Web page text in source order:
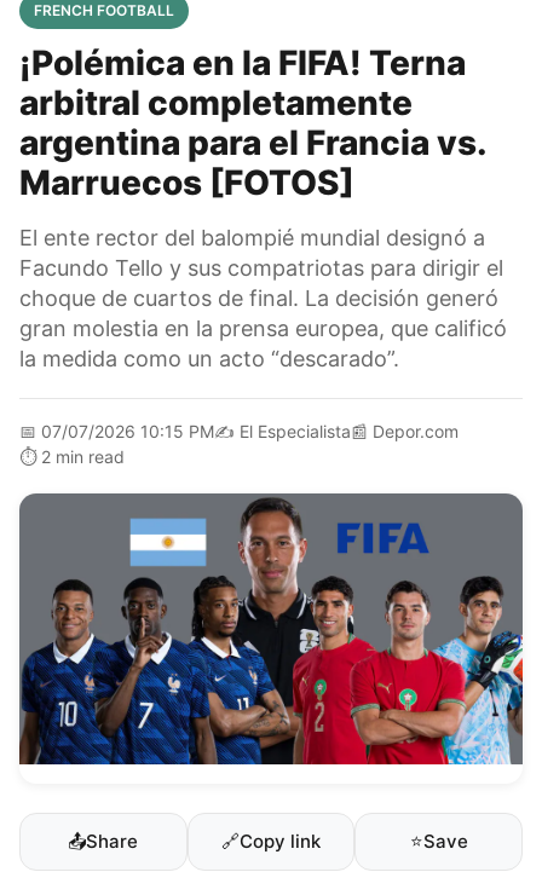
FRENCH FOOTBALL
¡Polémica en la FIFA! Terna
arbitral completamente
argentina para el Francia vs.
Marruecos [FOTOS]
El ente rector del balompié mundial designó a
Facundo Tello y sus compatriotas para dirigir el
choque de cuartos de final. La decisión generó
gran molestia en la prensa europea, que calificó
la medida como un acto “descarado”.
📅 07/07/2026 10:15 PM✍️ El Especialista📰 Depor.com
⏱️ 2 min read
📤Share 🔗Copy link ⭐Save